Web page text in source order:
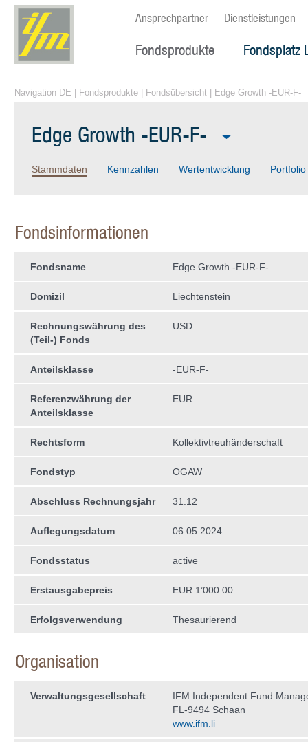
Ansprechpartner Dienstleistungen
Fondsprodukte Fondsplatz
Navigation DE Fondsprodukte Fondsübersicht | Edge Growth -EUR-F-
Edge Growth -EUR-F-
Stammdaten Kennzahlen Wertentwicklung Portfolio
Fondsinformationen
Fondsname Edge Growth -EUR-F-
Domizil Liechtenstein
Rechnungswährung des
(Teil-) Fonds
USD
Anteilsklasse -EUR-F-
Referenzwährung der
Anteilsklasse
EUR
Rechtsform Kollektivtreuhän­derschaft
Fondstyp OGAW
Abschluss Rechnungsjahr 31.12
Auflegungsdatum 06.05.2024
Fondsstatus active
Erstausgabepreis EUR 1’000.00
Erfolgsverwendung Thesaurierend
Organisation
Verwaltungs­gesellschaft
IFM Independent Fund
FL-9494 Schaan
www.ifm.li